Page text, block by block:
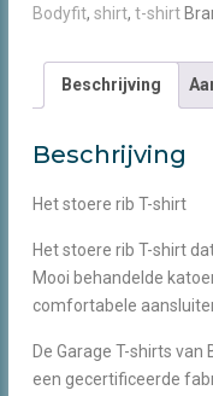
hals
aantal
Bodyfit, shirt, t-shirt
Beschrijving
Beschrijving
Het stoere rib T-shirt
Het stoere rib T-shirt
Mooi behandelde
comfortabele
De Garage T-shirts
een gecertificeerde